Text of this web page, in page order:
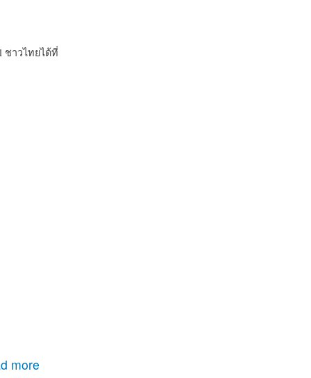
ชาวไทยได้ที่
more